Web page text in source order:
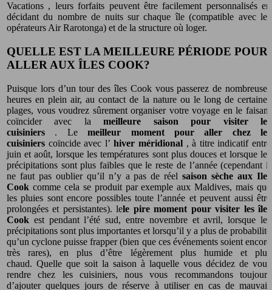
Vacations , leurs forfaits peuvent être facilement personnalisés en
décidant du nombre de nuits sur chaque île (compatible avec les
opérateurs Air Rarotonga) et de la structure où loger.
QUELLE EST LA MEILLEURE PÉRIODE POUR
ALLER AUX ÎLES COOK?
Puisque lors d’un tour des îles Cook vous passerez de nombreuses
heures en plein air, au contact de la nature ou le long de certaines
plages, vous voudrez sûrement organiser votre voyage en le faisant
coïncider avec lameilleure saison pour visiter les
cuisiniers . Lemeilleur moment pour aller chez les
cuisiniers coïncide avec l’hiver méridional , à titre indicatif entre
juin et août, lorsque les températures sont plus douces et lorsque les
précipitations sont plus faibles que le reste de l’année (cependant il
ne faut pas oublier qu’il n’y a pas de réelsaison sèche aux Iles
Cook comme cela se produit par exemple aux Maldives, mais que
les pluies sont encore possibles toute l’année et peuvent aussi être
prolongées et persistantes). lele pire moment pour visiter les îles
Cook est pendant l’été sud, entre novembre et avril, lorsque les
précipitations sont plus importantes et lorsqu’il y a plus de probabilité
qu’un cyclone puisse frapper (bien que ces événements soient encore
très rares), en plus d’être légèrement plus humide et plus
chaud. Quelle que soit la saison à laquelle vous décidez de vous
rendre chez les cuisiniers, nous vous recommandons toujours
d’ajouter quelques jours de réserve à utiliser en cas de mauvais